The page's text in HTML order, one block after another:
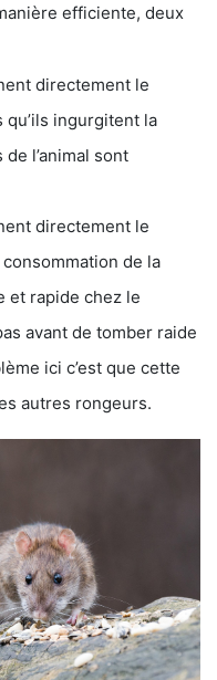
efficiente, deux
directement le
ingurgitent la
l’animal sont
directement le
consommation de la
et rapide chez le
avant de tomber raide
ici c’est que cette
autres rongeurs.